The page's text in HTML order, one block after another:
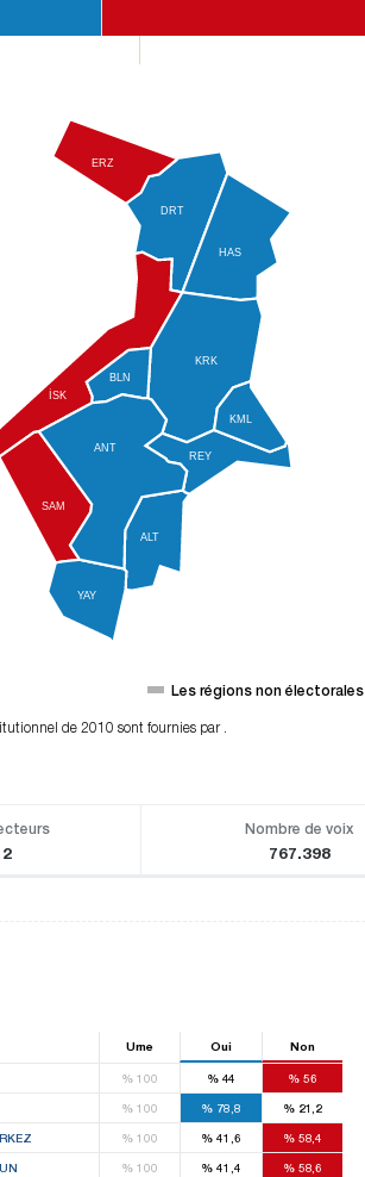
ALT
DRT
HAS
İSK
KRK
REY
SAM
YAY
ERZ
BLN
KML
ANT
Les régions non électorales
de 2010 sont fournies par .
Nombre de voix
767.398
Urne Oui Non
% 100 %44 % 56
% 100 % 78,8 %21,2
% 100 % 41,6 %58,4
% 100 % 41,4 %58,6